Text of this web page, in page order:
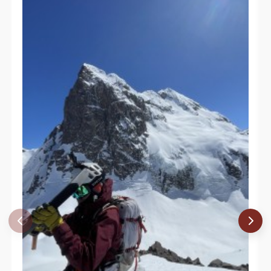
Hektor S A Monteiro
Álvaro Vivanco
20/11/05
David Valdés
Juan Francisco Bustos
Felipe Ochsenius
Javier Echecopar
22/01/05
Rodrigo Colipi
12/12/04
Andrés Guzmán, Roberto Olivares,
Rodrigo, Cristian
28/11/04
Daniel Sepulveda(Coloro), Nico Negro,
04/03/04 Miguel Barrios
23/11/03 Elvis Acevedo